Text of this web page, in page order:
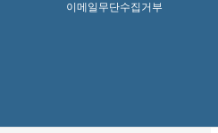
이메일무단수집거부